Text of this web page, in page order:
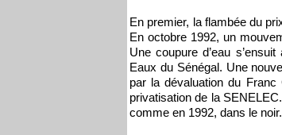
En premier, la flambée du
En octobre 1992, un
Une coupure d’eau
Eaux du Sénégal. Une
par la dévaluation du
privatisation de la
comme en 1992, dans le noir.